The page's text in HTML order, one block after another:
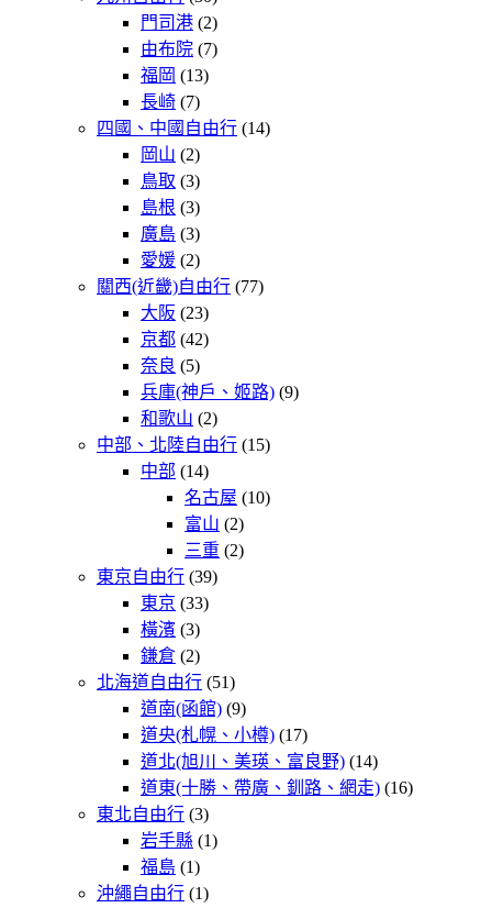
門司港 (2)
由布院 (7)
福岡 (13)
長崎 (7)
四國、中國自由行 (14)
岡山 (2)
鳥取 (3)
島根 (3)
廣島 (3)
愛媛 (2)
關西(近畿)自由行 (77)
大阪 (23)
京都 (42)
奈良 (5)
兵庫(神戶、姬路) (9)
和歌山 (2)
中部、北陸自由行 (15)
中部 (14)
名古屋 (10)
富山 (2)
三重 (2)
東京自由行 (39)
東京 (33)
橫濱 (3)
鎌倉 (2)
北海道自由行 (51)
道南(函館) (9)
道央(札幌、小樽) (17)
道北(旭川、美瑛、富良野) (14)
道東(十勝、帶廣、釧路、網走) (16)
東北自由行 (3)
岩手縣 (1)
福島 (1)
沖繩自由行 (1)